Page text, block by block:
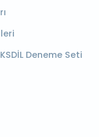
Deneme Seti